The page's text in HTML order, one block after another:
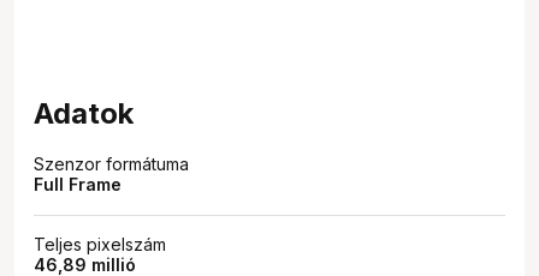
Adatok
Szenzor formátuma
Full Frame
Teljes pixelszám
46,89 millió